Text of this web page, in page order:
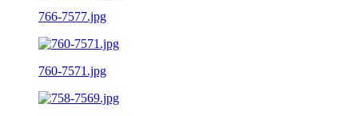
766-7577.jpg
760-7571.jpg